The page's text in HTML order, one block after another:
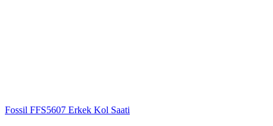
Fossil FFS5607 Erkek Kol Saati